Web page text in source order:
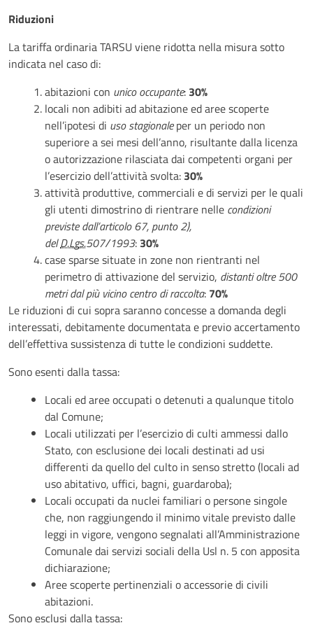
Riduzioni
La tariffa ordinaria TARSU viene ridotta nella misura sotto
indicata nel caso di:
abitazioni con unico occupante: 30%
locali non adibiti ad abitazione ed aree scoperte
nell’ipotesi di uso stagionaleper un periodo non
superiore a sei mesi dell’anno, risultante dalla licenza
o autorizzazione rilasciata dai competenti organi per
l’esercizio dell’attività svolta: 30%
attività produttive, commerciali e di servizi per le quali
gli utenti dimostrino di rientrare nelle condizioni
previste dall’articolo 67, punto 2),
delD.Lgs.507/1993: 30%
case sparse situate in zone non rientranti nel
perimetro di attivazione del servizio, distanti oltre 500
metri dal più vicino centro di raccolta: 70%
Le riduzioni di cui sopra saranno concesse a domanda degli
interessati, debitamente documentata e previo accertamento
dell’effettiva sussistenza di tutte le condizioni suddette.
Sono esenti dalla tassa:
Locali ed aree occupati o detenuti a qualunque titolo
dal Comune;
Locali utilizzati per l’esercizio di culti ammessi dallo
Stato, con esclusione dei locali destinati ad usi
differenti da quello del culto in senso stretto (locali ad
uso abitativo, uffici, bagni, guardaroba);
Locali occupati da nuclei familiari o persone singole
che, non raggiungendo il minimo vitale previsto dalle
leggi in vigore, vengono segnalati all’Amministrazione
Comunale dai servizi sociali della Usl n. 5 con apposita
dichiarazione;
Aree scoperte pertinenziali o accessorie di civili
abitazioni.
Sono esclusi dalla tassa: